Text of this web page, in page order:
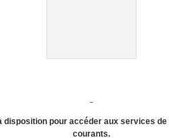
disposition pour accéder aux services
courants.